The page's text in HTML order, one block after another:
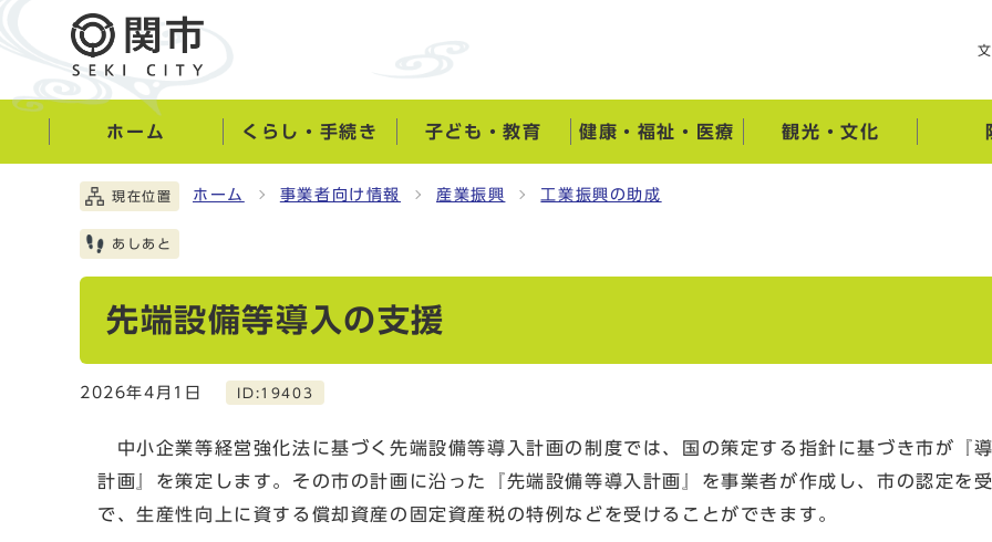
ホーム くらし・手続き 子ども・教育 健康・福祉・医療 観光・文化
現在位置 ホーム 事業者向け情報 産業振興 工業振興の助成
あしあと
先端設備等導入の支援
2026年4月1日 ID:19403
中小企業等経営強化法に基づく先端設備等導入計画の制度では、国の策定する指針に基づき市が『
計画』を策定します。その市の計画に沿った『先端設備等導入計画』を事業者が作成し、市の認定を
で、生産性向上に資する償却資産の固定資産税の特例などを受けることができます。